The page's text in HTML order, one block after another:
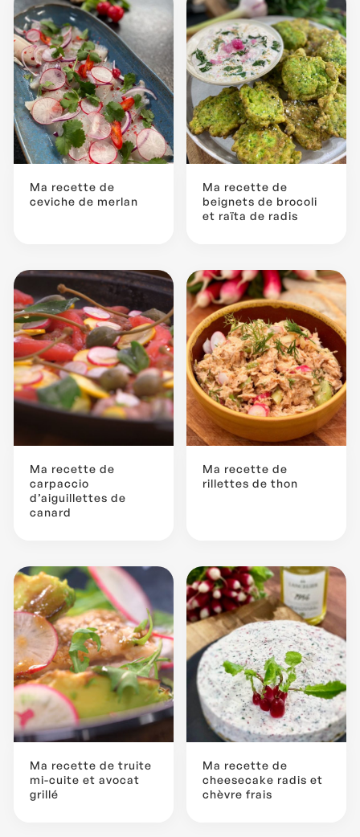
Ma recette de
ceviche de merlan
Ma recette de
beignets de brocoli
et raïta de radis
Ma recette de
carpaccio
d’aiguillettes de
canard
Ma recette de
rillettes de thon
Ma recette de truite
mi-cuite et avocat
grillé
Ma recette de
cheesecake radis et
chèvre frais